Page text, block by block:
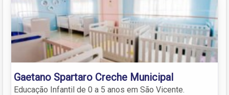
Gaetano Spartaro Creche Municipal
Educação Infantil de 0 a 5 anos em São Vicente.